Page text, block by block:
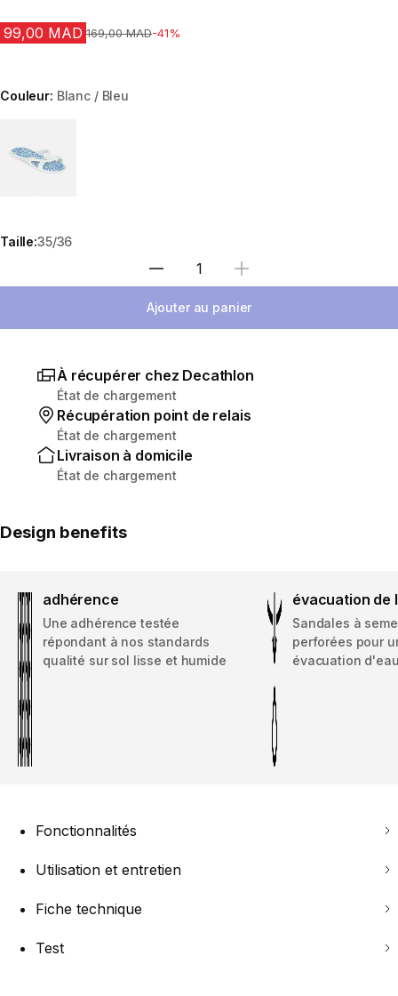
99,00 MAD Prix avant la réduction
169,00 MAD-41%
Couleur: Blanc / Bleu
Taille:35/36
Sélectionnez la quantité
Ajouter au panier
À récupérer chez Decathlon
État de chargement
Récupération point de relais
État de chargement
Livraison à domicile
État de chargement
Design benefits
adhérence
Une adhérence testée
répondant à nos standards
qualité sur sol lisse et humide
évacuation de
Sandales à
perforées pour
évacuation
Fonctionnalités
Utilisation et entretien
Fiche technique
Test